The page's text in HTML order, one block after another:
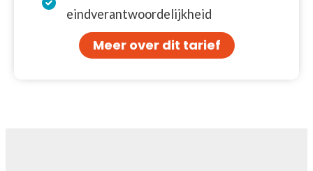
eindverantwoordelijkheid
Meer over dit tarief